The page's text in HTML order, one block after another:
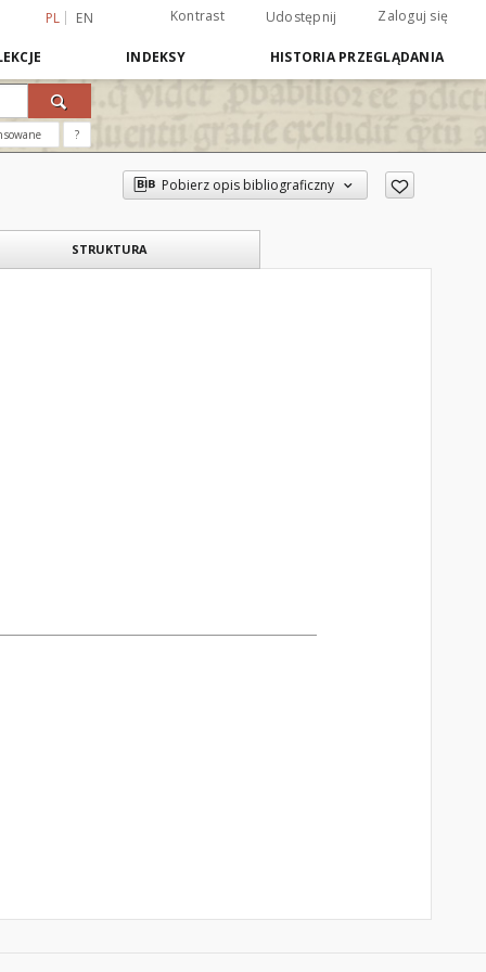
PL EN Kontrast Udostępnij Zaloguj się
INDEKSY HISTORIA PRZEGLĄDANIA
?
Pobierz opis bibliograficzny
STRUKTURA